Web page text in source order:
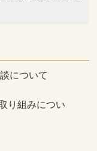
について
り組みについ